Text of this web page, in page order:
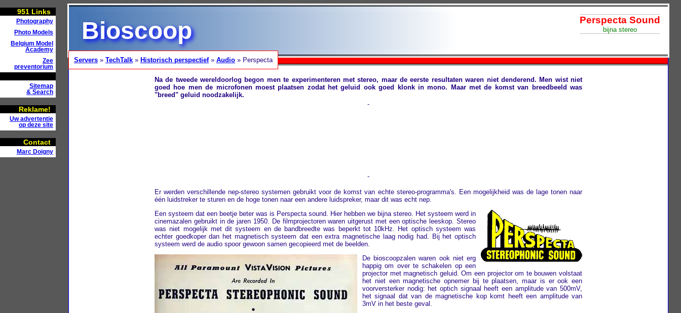
951 Links
Photography
Photo Models
Belgium Model
Academy
Zee
preventorium
Sitemap
& Search
Reklame!
Uw advertentie
op deze site
Contact
Marc Doigny
Perspecta Sound
bijna stereo
Bioscoop
Servers » TechTalk » Historisch perspectief» Audio » Perspecta
Na de tweede wereldoorlog begon men te experimenteren met stereo, maar de eerste resultaten waren niet denderend. Men wist niet
goed hoe men de microfonen moest plaatsen zodat het geluid ook goed klonk in mono. Maar met de komst van breedbeeld was
"breed" geluid noodzakelijk.
-
-
Er werden verschillende nep-stereo systemen gebruikt voor de komst van echte stereo-programma's. Een mogelijkheid was de lage tonen naar
één luidstreker te sturen en de hoge tonen naar een andere luidspreker, maar dit was echt nep.
Een systeem dat een beetje beter was is Perspecta sound. Hier hebben we bijna stereo. Het systeem werd in
cinemazalen gebruikt in de jaren 1950. De filmprojectoren waren uitgerust met een optische leeskop. Stereo
was niet mogelijk met dit systeem en de bandbreedte was beperkt tot 10kHz. Het optisch systeem was
echter goedkoper dan het magnetisch systeem dat een extra magnetische laag nodig had. Bij het optisch
systeem werd de audio spoor gewoon samen gecopieerd met de beelden.
De bioscoopzalen waren ook niet erg
happig om over te schakelen op een
projector met magnetisch geluid. Om een projector om te bouwen volstaat
het niet een magnetische opnemer bij te plaatsen, maar is er ook een
voorversterker nodig: het optich signaal heeft een amplitude van 500mV,
het signaal dat van de magnetische kop komt heeft een amplitude van
3mV in het beste geval.